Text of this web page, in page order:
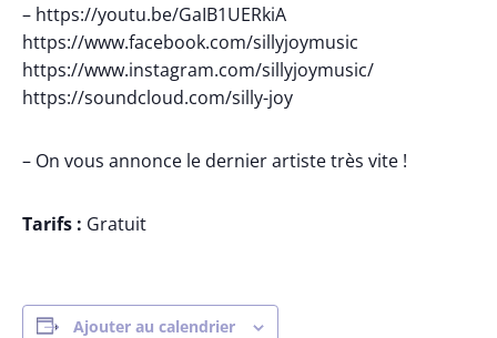
– https://youtu.be/GaIB1UERkiA
https://www.facebook.com/sillyjoymusic
https://www.instagram.com/sillyjoymusic/
https://soundcloud.com/silly-joy
– On vous annonce le dernier artiste très vite !
Tarifs : Gratuit
Ajouter au calendrier